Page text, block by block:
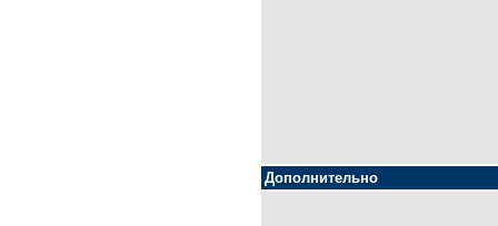
Дополнительно